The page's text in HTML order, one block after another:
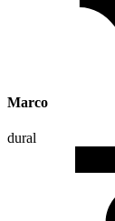
Marco
dural